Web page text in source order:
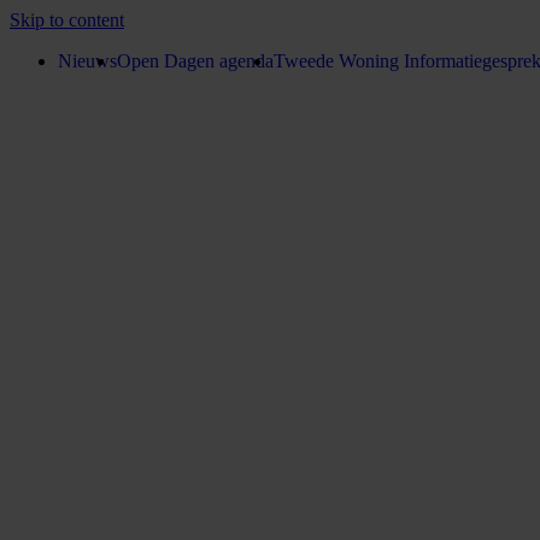
Skip to content
NieuwsOpen Dagen agendaTweede Woning Informatiegesprek